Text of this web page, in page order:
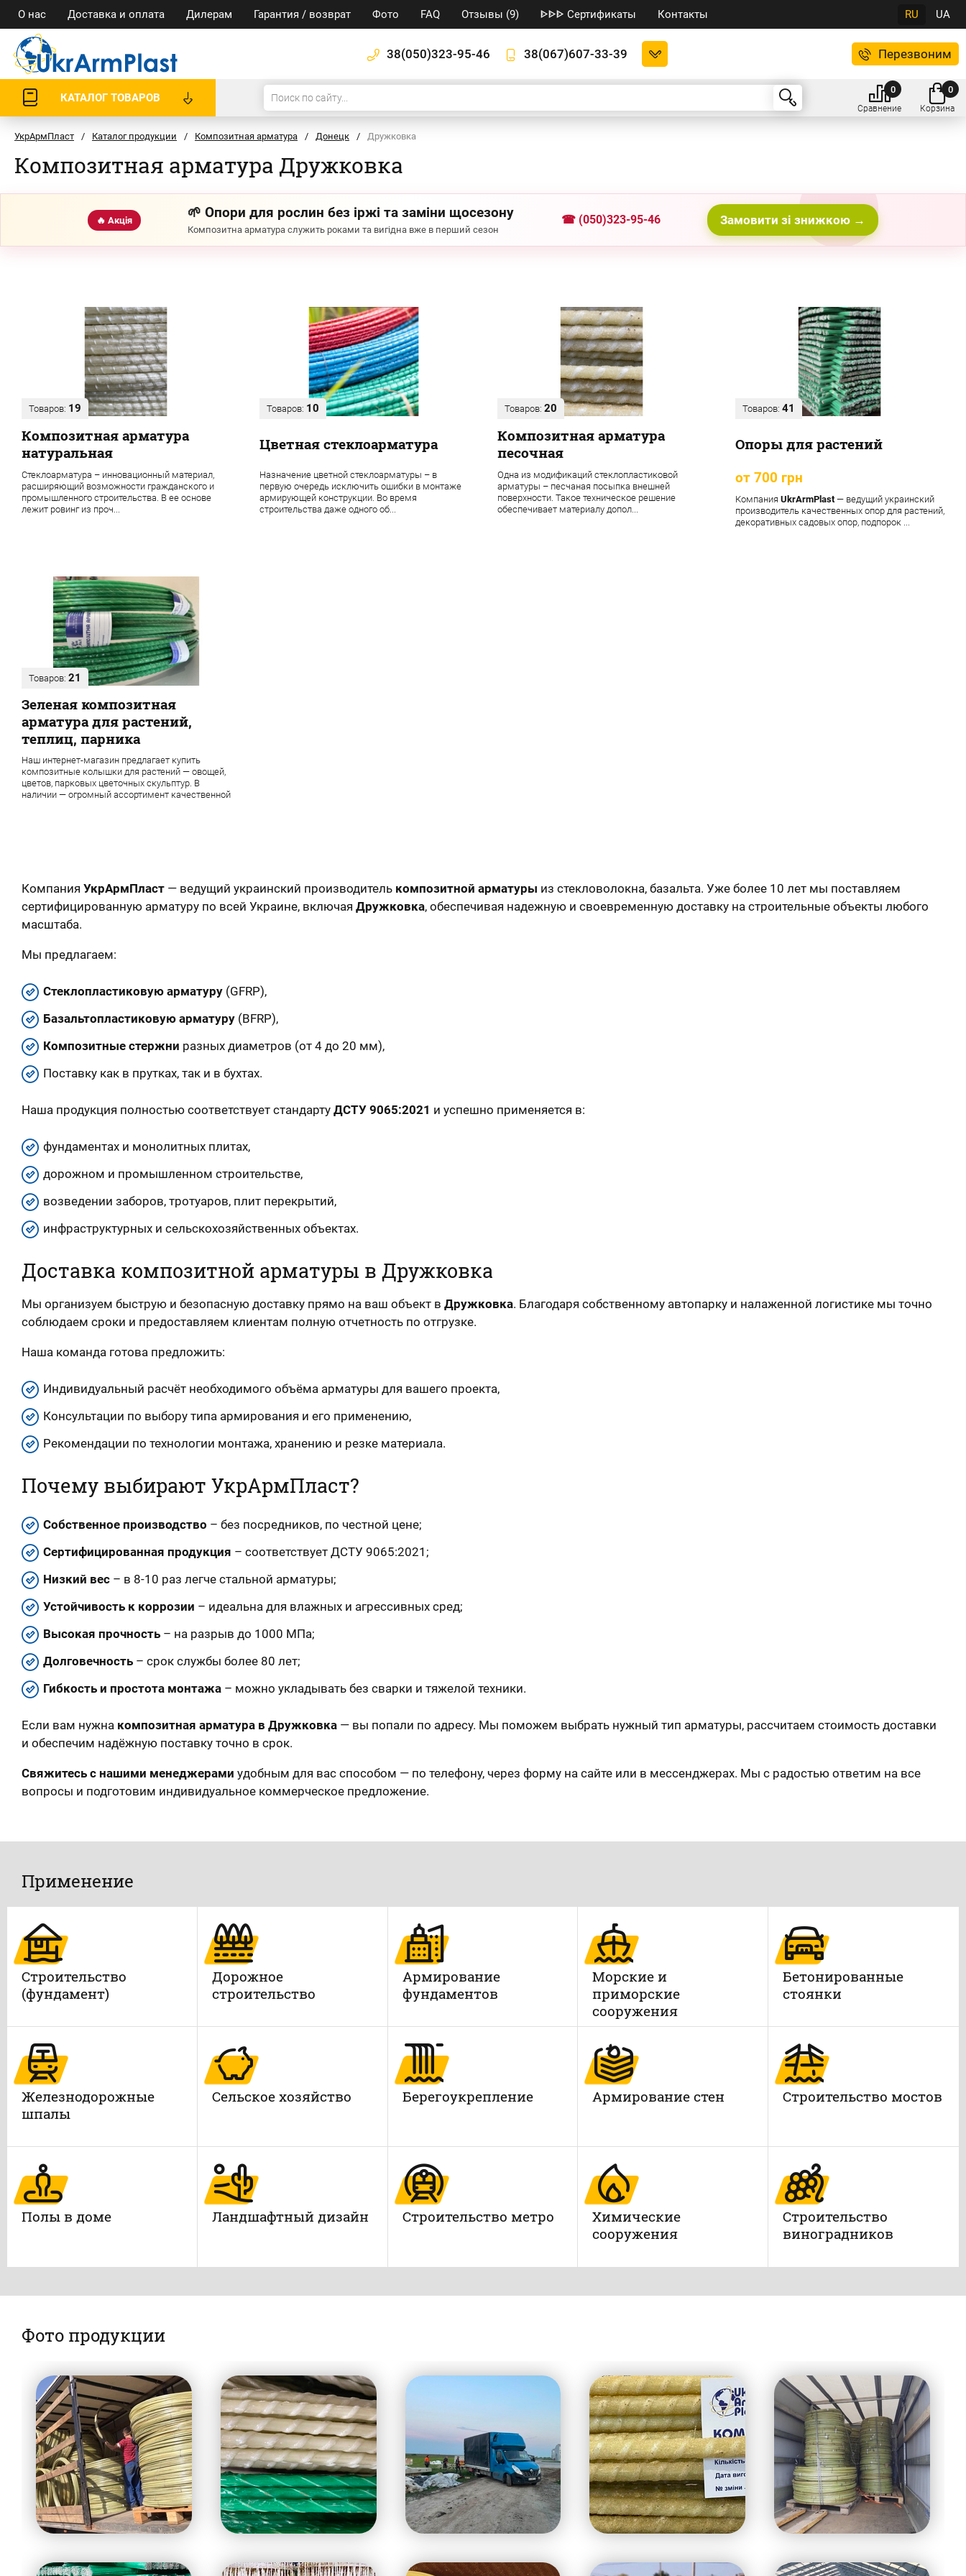
О нас Доставка и оплата Дилерам Гарантия / возврат Фото FAQ Отзывы (9) ᐈᐈᐈ Сертификаты Контакты RU UA
38(050)323-95-46 38(067)607-33-39 Перезвоним
КАТАЛОГ ТОВАРОВ
Сравнение
0
Корзина
0
УкрАрмПласт / Каталог продукции / Композитная арматура / Донецк / Дружковка
Композитная арматура Дружковка
🔥 Акція 🌱 Опори для рослин без іржі та заміни щосезону
Композитна арматура служить роками та вигідна вже в перший сезон
☎ (050)323-95-46 Замовити зі знижкою →
Товаров: 19
Композитная арматура
натуральная
Стеклоарматура – инновационный материал,
расширяющий возможности гражданского и
промышленного строительства. В ее основе
лежит ровинг из проч...
Товаров: 10
Цветная стеклоарматура
Назначение цветной стеклоарматуры – в
первую очередь исключить ошибки в монтаже
армирующей конструкции. Во время
строительства даже одного об...
Товаров: 20
Композитная арматура
песочная
Одна из модификаций стеклопластиковой
арматуры – песчаная посыпка внешней
поверхности. Такое техническое решение
обеспечивает материалу допол...
Товаров: 41
Опоры для растений
от 700 грн
Компания UkrArmPlast— ведущий украинский
производитель качественных опор для растений,
декоративных садовых опор, подпорок ...
Товаров: 21
Зеленая композитная
арматура для растений,
теплиц, парника
Наш интернет-магазин предлагает купить
композитные колышки для растений — овощей,
цветов, парковых цветочных скульптур. В
наличии — огромный ассортимент качественной
Компания УкрАрмПласт — ведущий украинский производитель композитной арматуры из стекловолокна, базальта. Уже более 10 лет мы поставляем
сертифицированную арматуру по всей Украине, включая Дружковка, обеспечивая надежную и своевременную доставку на строительные объекты любого
масштаба.
Мы предлагаем:
Стеклопластиковую арматуру (GFRP),
Базальтопластиковую арматуру (BFRP),
Композитные стержни разных диаметров (от 4 до 20 мм),
Поставку как в прутках, так и в бухтах.
Наша продукция полностью соответствует стандарту ДСТУ 9065:2021 и успешно применяется в:
фундаментах и монолитных плитах,
дорожном и промышленном строительстве,
возведении заборов, тротуаров, плит перекрытий,
инфраструктурных и сельскохозяйственных объектах.
Доставка композитной арматуры в Дружковка
Мы организуем быструю и безопасную доставку прямо на ваш объект в Дружковка. Благодаря собственному автопарку и налаженной логистике мы точно
соблюдаем сроки и предоставляем клиентам полную отчетность по отгрузке.
Наша команда готова предложить:
Индивидуальный расчёт необходимого объёма арматуры для вашего проекта,
Консультации по выбору типа армирования и его применению,
Рекомендации по технологии монтажа, хранению и резке материала.
Почему выбирают УкрАрмПласт?
Собственное производство – без посредников, по честной цене;
Сертифицированная продукция – соответствует ДСТУ 9065:2021;
Низкий вес – в 8-10 раз легче стальной арматуры;
Устойчивость к коррозии – идеальна для влажных и агрессивных сред;
Высокая прочность – на разрыв до 1000 МПа;
Долговечность – срок службы более 80 лет;
Гибкость и простота монтажа – можно укладывать без сварки и тяжелой техники.
Если вам нужна композитная арматура в Дружковка — вы попали по адресу. Мы поможем выбрать нужный тип арматуры, рассчитаем стоимость доставки
и обеспечим надёжную поставку точно в срок.
Свяжитесь с нашими менеджерами удобным для вас способом — по телефону, через форму на сайте или в мессенджерах. Мы с радостью ответим на все
вопросы и подготовим индивидуальное коммерческое предложение.
Применение
Строительство
(фундамент)
Дорожное
строительство
Армирование
фундаментов
Морские и
приморские
сооружения
Бетонированные
стоянки
Железнодорожные
шпалы
Сельское хозяйство Берегоукрепление Армирование стен Строительство мостов
Полы в доме Ландшафтный дизайн Строительство метро
Химические
сооружения
Строительство
виноградников
Фото продукции